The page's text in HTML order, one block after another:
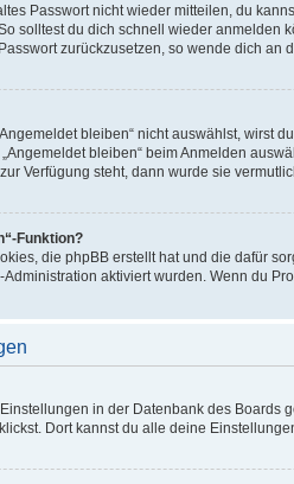
Passwort nicht wieder mitteilen, du
solltest du dich schnell wieder anmelden
zurückzusetzen, so wende dich an
bleiben“ nicht auswählst,
bleiben“ beim Anmelden
Verfügung steht, dann wurde sie
Funktion?
die phpBB erstellt hat und die dafür
aktiviert wurden. Wenn du
in der Datenbank des Boards
Dort kannst du alle deine